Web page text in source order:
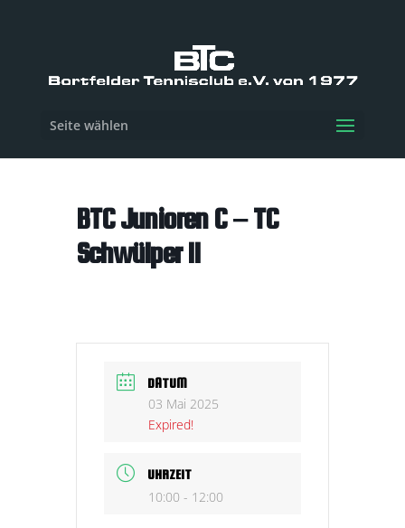
Seite wählen
BTC Junioren C – TC
Schwülper II
DATUM
03 Mai 2025
Expired!
UHRZEIT
10:00 - 12:00